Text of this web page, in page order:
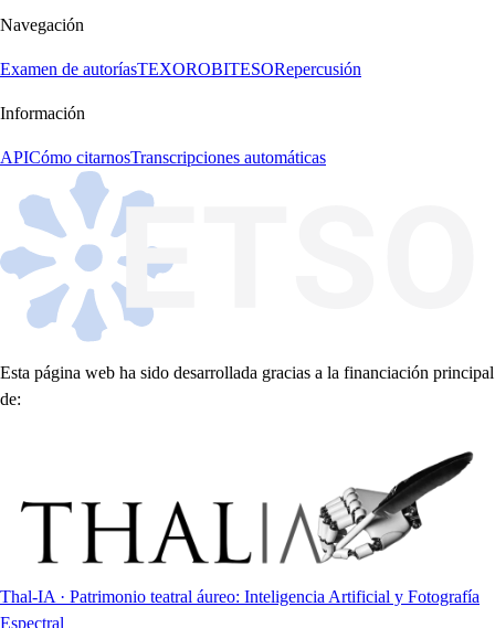
Navegación
Examen de autoríasTEXOROBITESORepercusión
Información
APICómo citarnosTranscripciones automáticas
Esta página web ha sido desarrollada gracias a la financiación principal
de:
Thal-IA · Patrimonio teatral áureo: Inteligencia Artificial y Fotografía
Espectral